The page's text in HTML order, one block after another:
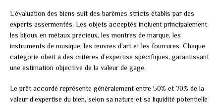
L’évaluation des biens suit des barèmes stricts établis par des
experts assermentés. Les objets acceptés incluent principalement
les bijoux en métaux précieux, les montres de marque, les
instruments de musique, les œuvres d’art et les fourrures. Chaque
catégorie obéit à des critères d’expertise spécifiques, garantissant
une estimation objective de la valeur de gage.
Le prêt accordé représente généralement entre 50% et 70% de la
valeur d’expertise du bien, selon sa nature et sa liquidité potentielle